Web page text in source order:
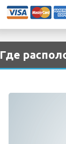
Где